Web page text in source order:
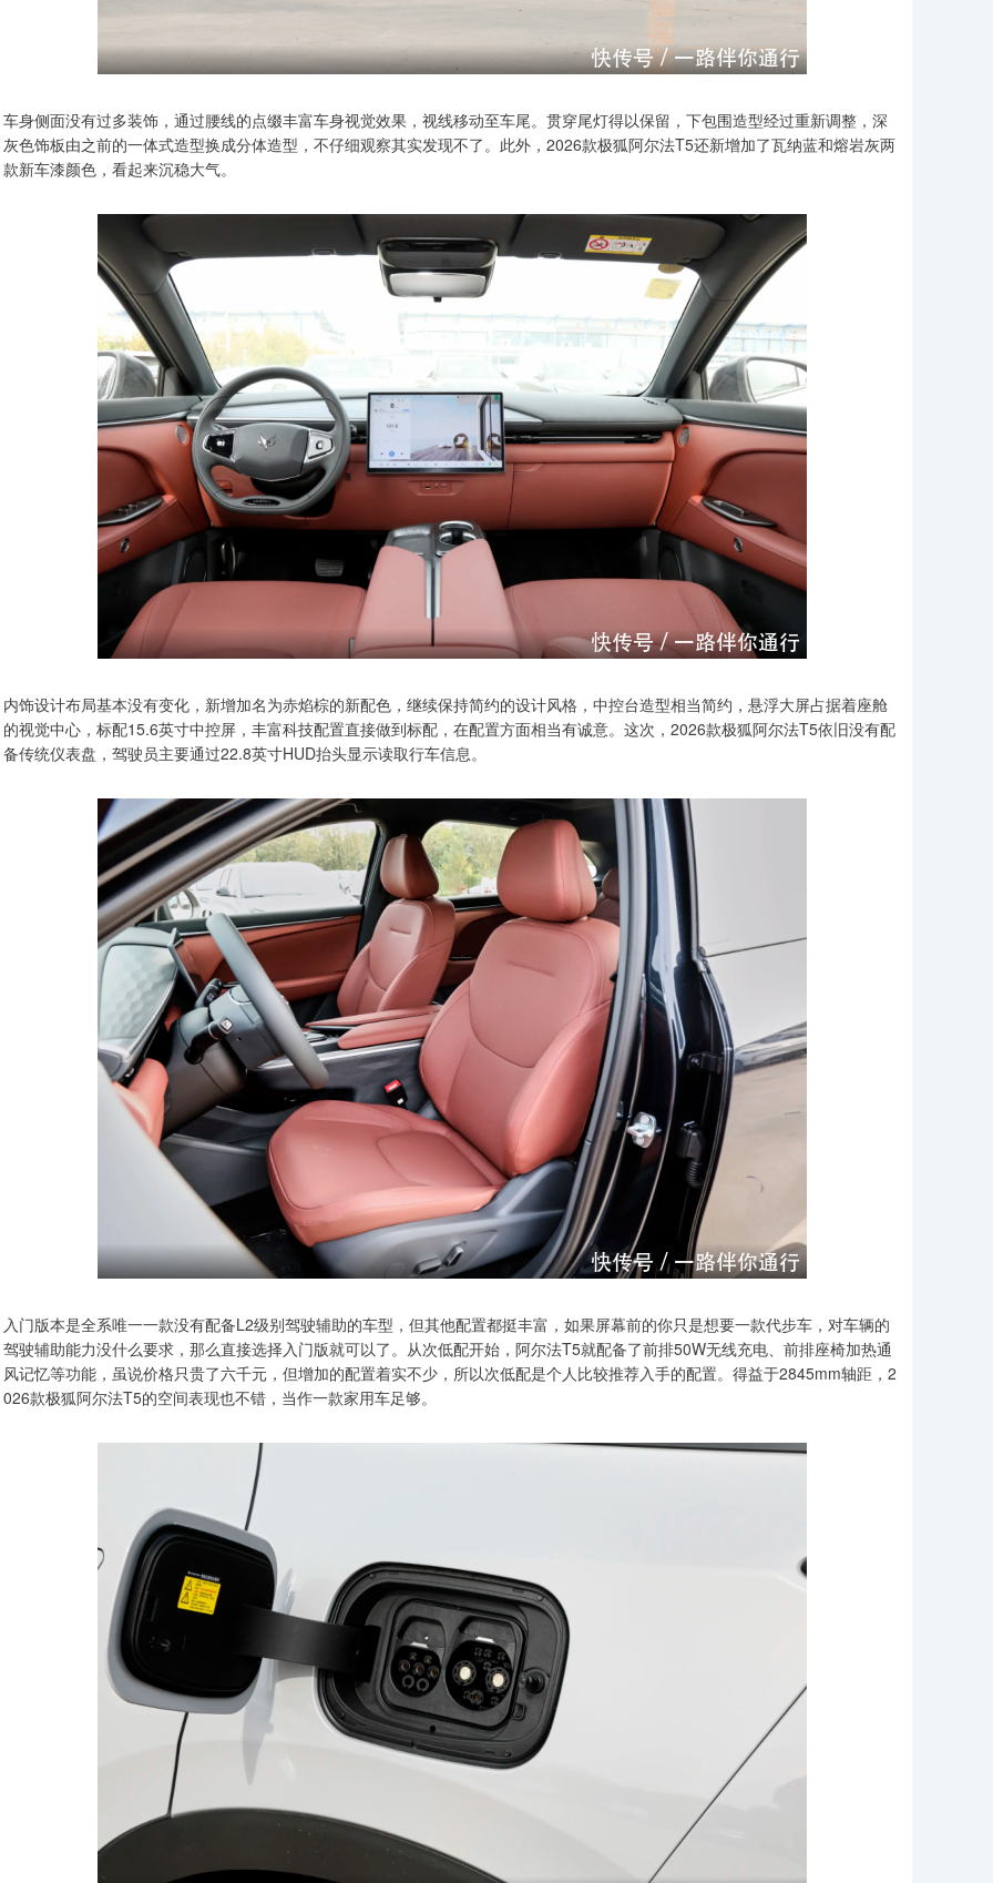
车身侧面没有过多装饰，通过腰线的点缀丰富车身视觉效果，视线移动至车尾。贯穿尾灯得以保留，下包围造型经过重新调整，深
灰色饰板由之前的一体式造型换成分体造型，不仔细观察其实发现不了。此外，2026款极狐阿尔法T5还新增加了瓦纳蓝和熔岩灰两
款新车漆颜色，看起来沉稳大气。
内饰设计布局基本没有变化，新增加名为赤焰棕的新配色，继续保持简约的设计风格，中控台造型相当简约，悬浮大屏占据着座舱
的视觉中心，标配15.6英寸中控屏，丰富科技配置直接做到标配，在配置方面相当有诚意。这次，2026款极狐阿尔法T5依旧没有配
备传统仪表盘，驾驶员主要通过22.8英寸HUD抬头显示读取行车信息。
入门版本是全系唯一一款没有配备L2级别驾驶辅助的车型，但其他配置都挺丰富，如果屏幕前的你只是想要一款代步车，对车辆的
驾驶辅助能力没什么要求，那么直接选择入门版就可以了。从次低配开始，阿尔法T5就配备了前排50W无线充电、前排座椅加热通
风记忆等功能，虽说价格只贵了六千元，但增加的配置着实不少，所以次低配是个人比较推荐入手的配置。得益于2845mm轴距，2
026款极狐阿尔法T5的空间表现也不错，当作一款家用车足够。